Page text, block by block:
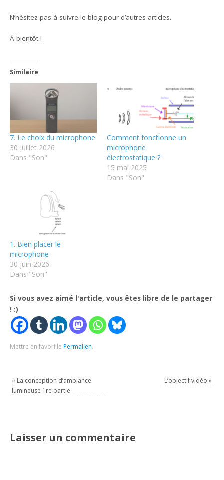
N’hésitez pas à suivre le blog pour d’autres articles.
À bientôt !
Similaire
7. Le choix du microphone
30 juillet 2026
Dans "Son"
Comment fonctionne un
microphone
électrostatique ?
15 mai 2025
Dans "Son"
1. Bien placer le
microphone
30 juin 2026
Dans "Son"
Si vous avez aimé l'article, vous êtes libre de le partager
! :)
Mettre en favori le Permalien.
« La conception d’ambiance
lumineuse 1re partie
L’objectif vidéo »
Laisser un commentaire